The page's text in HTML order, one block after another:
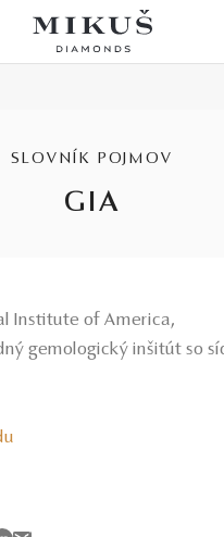
SLOVNÍK POJMOV
GIA
Institute of America,
gemologický inšitút so